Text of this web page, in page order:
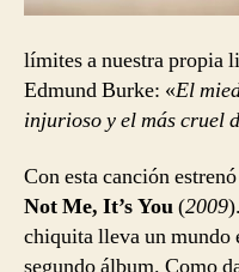
límites a nuestra propia
Edmund Burke: «El
injurioso y el más cruel
Con esta canción
Not Me, It’s You(2009
chiquita lleva un mundo